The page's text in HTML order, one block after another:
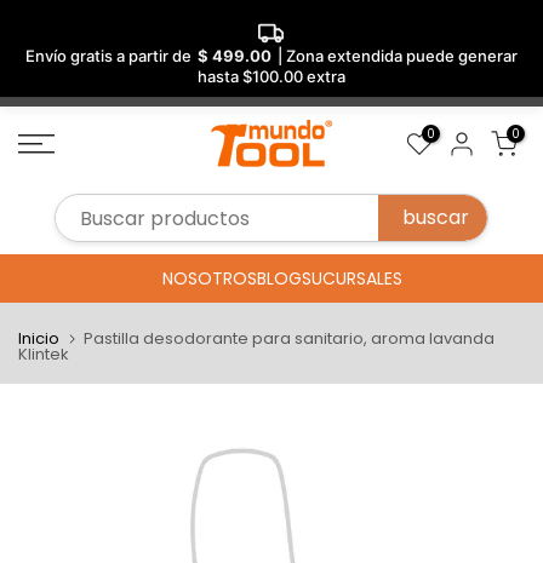
Envío gratis a partir de $ 499.00
| Zona extendida puede generar
hasta $100.00 extra
Saltar
al
0 0
NOSOTROSBLOGSUCURSALES
Inicio Pastilla desodorante para sanitario, aroma lavanda
Klintek